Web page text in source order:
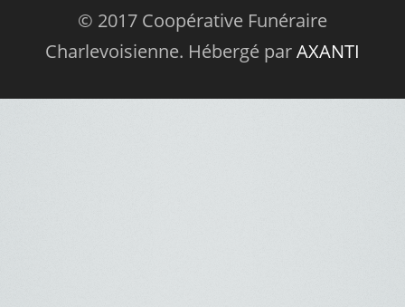
© 2017 Coopérative Funéraire
Charlevoisienne. Hébergé parAXANTI